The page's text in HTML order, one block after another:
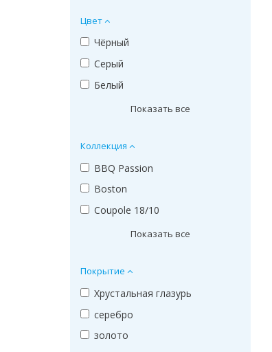
Цвет
Чёрный
Серый
Белый
Показать все
Коллекция
BBQ Passion
Boston
Coupole 18/10
Показать все
Покрытие
Хрустальная глазурь
серебро
золото